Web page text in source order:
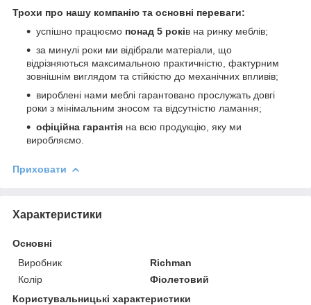
Трохи про нашу компанію та основні переваги:
успішно працюємо понад 5 років на ринку меблів;
за минулі роки ми відібрали матеріали, що
відрізняються максимальною практичністю, фактурним
зовнішнім виглядом та стійкістю до механічних впливів;
вироблені нами меблі гарантовано прослужать довгі
роки з мінімальним зносом та відсутністю ламання;
офіційна гарантія на всю продукцію, яку ми
виробляємо.
Приховати
Характеристики
Основні
Виробник
Richman
Колір
Фіолетовий
Користувальницькі характеристики